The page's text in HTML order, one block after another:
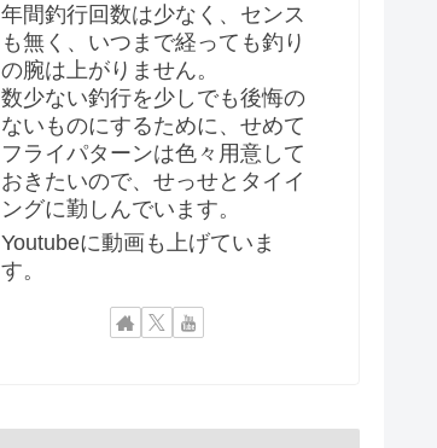
年間釣行回数は少なく、センス
も無く、いつまで経っても釣り
の腕は上がりません。
数少ない釣行を少しでも後悔の
ないものにするために、せめて
フライパターンは色々用意して
おきたいので、せっせとタイイ
ングに勤しんでいます。
Youtubeに動画も上げていま
す。